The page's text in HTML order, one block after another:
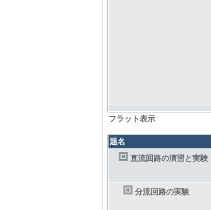
フラット表示
題名
直流回路の演習と実験
分流回路の実験